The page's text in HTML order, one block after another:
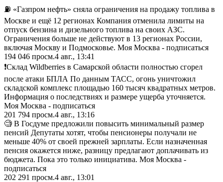
⛽️ «Газпром нефть» сняла ограничения на продажу топлива в
Москве и ещё 12 регионах Компания отменила лимиты на
отпуск бензина и дизельного топлива на своих АЗС.
Ограничения больше не действуют в 13 регионах России,
включая Москву и Подмосковье. Моя Москва - подписаться
194 046 просм.4 авг., 13:41
❗️Склад Wildberries в Самарской области полностью сгорел
после атаки БПЛА По данным ТАСС, огонь уничтожил
складской комплекс площадью 160 тысяч квадратных метров.
Информация о последствиях и размере ущерба уточняется.
Моя Москва - подписаться
201 794 просм.4 авг., 13:16
🧐 В Госдуме предложили повысить минимальный размер
пенсий Депутаты хотят, чтобы пенсионеры получали не
меньше 40% от своей прежней зарплаты. Если назначенная
пенсия окажется ниже, разницу предлагают доплачивать из
бюджета. Пока это только инициатива. Моя Москва -
подписаться
202 291 просм.4 авг., 13:01